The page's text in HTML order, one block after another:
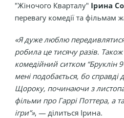
"Жіночого Кварталу" Ірина
перевагу комедії та фільмам
«Я дуже люблю передивлятися
робила це тисячу разів.
комедійний ситком “Бруклін
мені подобається, бо
Щороку, починаючи з
фільми про Гаррі Поттера, а
ігри”», — ділиться Ірина.